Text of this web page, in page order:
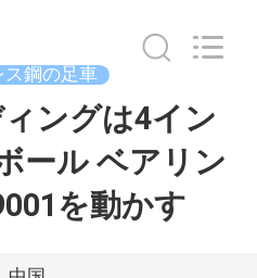
ス鋼の足車
ングは4イン
ール ベアリン
を動かす